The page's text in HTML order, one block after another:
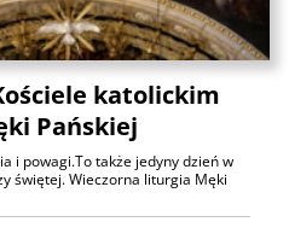
katolickim
Pańskiej
i powagi.To także jedyny dzień w
świętej. Wieczorna liturgia Męki